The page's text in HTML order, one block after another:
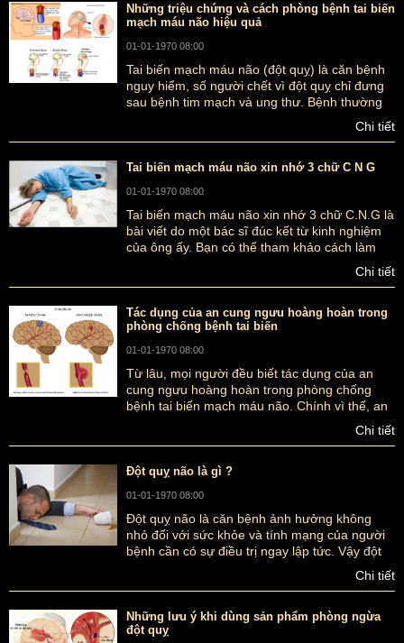
Những triệu chứng và cách phòng bệnh tai biến
mạch máu não hiệu quả
01-01-1970 08:00
Tai biến mạch máu não (đột quỵ) là căn bệnh
nguy hiểm, số người chết vì đột quỵ chỉ đưng
sau bệnh tim mạch và ung thư. Bệnh thường
Chi tiết
Tai biến mạch máu não xin nhớ 3 chữ C N G
01-01-1970 08:00
Tai biến mạch máu não xin nhớ 3 chữ C.N.G là
bài viết do một bác sĩ đúc kết từ kinh nghiệm
của ông ấy. Bạn có thể tham khảo cách làm
một người đang có những triệu chứng của tai
Chi tiết
Tác dụng của an cung ngưu hoàng hoàn trong
phòng chống bệnh tai biến
01-01-1970 08:00
Từ lâu, mọi người đều biết tác dụng của an
cung ngưu hoàng hoàn trong phòng chống
bệnh tai biến mạch máu não. Chính vì thế, an
nhân tai biến và đang được sử dụng khá
Chi tiết
Đột quỵ não là gì ?
01-01-1970 08:00
Đột quỵ não là căn bệnh ảnh hưởng không
nhỏ đối với sức khỏe và tính mạng của người
bệnh cần có sự điều trị ngay lập tức. Vậy đột
quỵ não là gì? Cách phòng tránh căn bệnh này
Chi tiết
Những lưu ý khi dùng sản phẩm phòng ngừa
đột quỵ